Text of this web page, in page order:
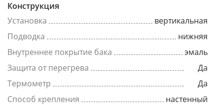
Конструкция
Установка
вертикальная
Подводка
нижняя
Внутреннее покрытие бака
эмаль
Защита от перегрева
Да
Термометр
Да
Способ крепления
настенный